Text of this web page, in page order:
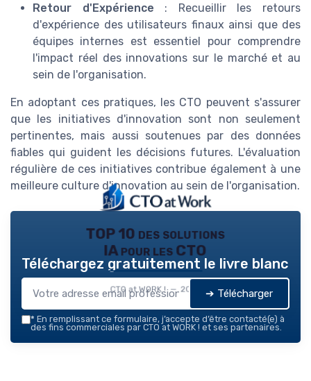
Retour d'Expérience : Recueillir les retours
d'expérience des utilisateurs finaux ainsi que des
équipes internes est essentiel pour comprendre
l'impact réel des innovations sur le marché et au
sein de l'organisation.
En adoptant ces pratiques, les CTO peuvent s'assurer
que les initiatives d'innovation sont non seulement
pertinentes, mais aussi soutenues par des données
fiables qui guident les décisions futures. L'évaluation
régulière de ces initiatives contribue également à une
meilleure culture d'innovation au sein de l'organisation.
TOP 10 des solutions
IA pour les CTO
CTO at WORK ! — 2026
Téléchargez gratuitement le livre blanc
➔ Télécharger
* En remplissant ce formulaire, j’accepte d’être contacté(e) à
des fins commerciales par CTO at WORK ! et ses partenaires.